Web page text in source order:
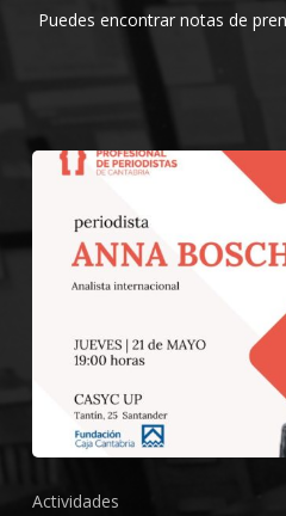
Puedes encontrar notas de
Actividades